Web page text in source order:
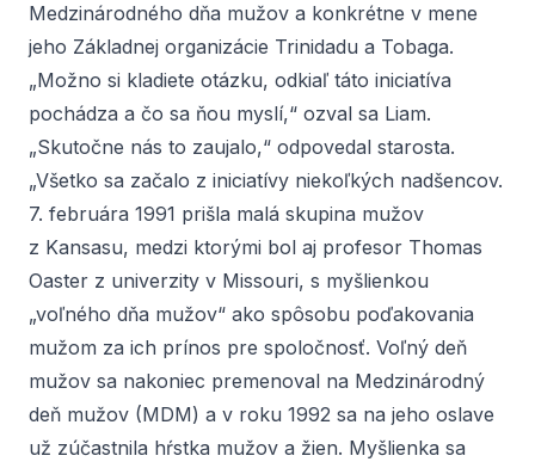
Medzinárodného dňa mužov a konkrétne v mene
jeho Základnej organizácie Trinidadu a Tobaga.
„Možno si kladiete otázku, odkiaľ táto iniciatíva
pochádza a čo sa ňou myslí,“ ozval sa Liam.
„Skutočne nás to zaujalo,“ odpovedal starosta.
„Všetko sa začalo z iniciatívy niekoľkých nadšencov.
7. februára 1991 prišla malá skupina mužov
z Kansasu, medzi ktorými bol aj profesor Thomas
Oaster z univerzity v Missouri, s myšlienkou
„voľného dňa mužov“ ako spôsobu poďakovania
mužom za ich prínos pre spoločnosť. Voľný deň
mužov sa nakoniec premenoval na Medzinárodný
deň mužov (MDM) a v roku 1992 sa na jeho oslave
už zúčastnila hŕstka mužov a žien. Myšlienka sa